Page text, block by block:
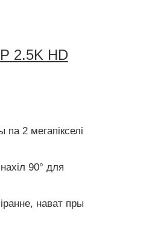
2.5K HD
2 мегапікселі
90° для
нават пры